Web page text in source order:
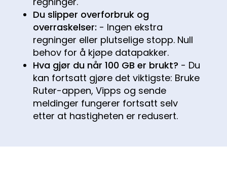
Du slipper overforbruk og
overraskelser: - Ingen ekstra
regninger eller plutselige stopp. Null
behov for å kjøpe datapakker.
Hva gjør du når 100 GB er brukt? - Du
kan fortsatt gjøre det viktigste: Bruke
Ruter-appen, Vipps og sende
meldinger fungerer fortsatt selv
etter at hastigheten er redusert.